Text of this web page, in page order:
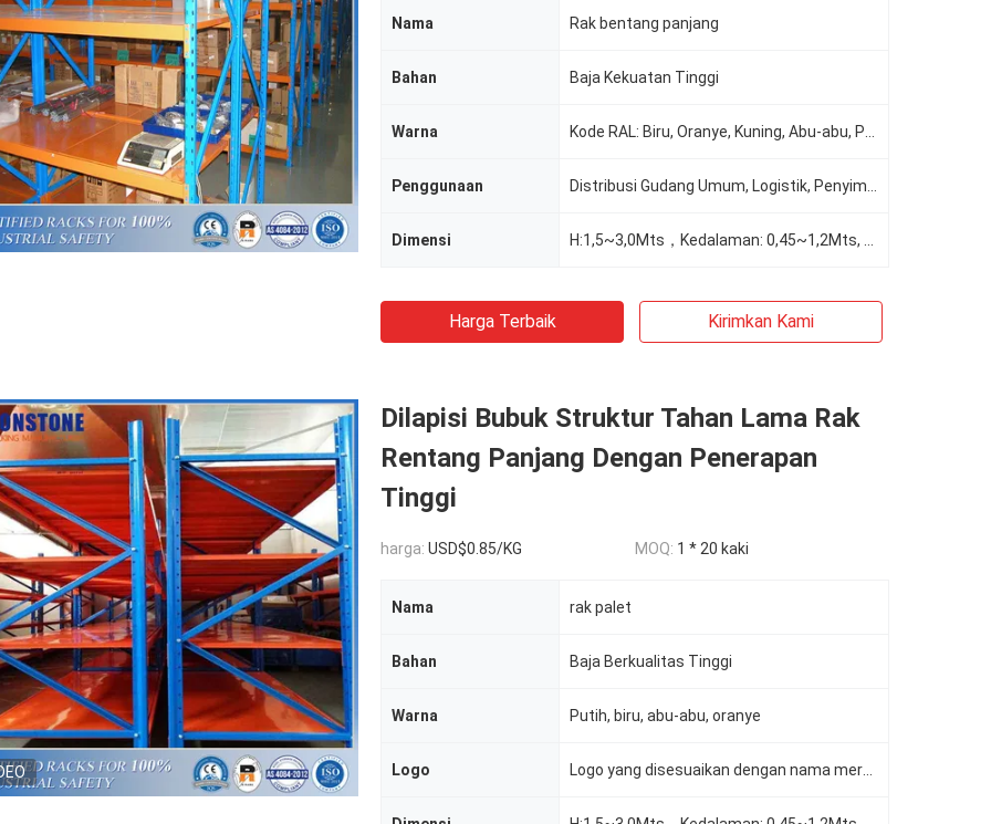
Nama Rak bentang panjang
Bahan Baja Kekuatan Tinggi
Warna
Penggunaan
Dimensi
Harga Terbaik Kirimkan Kami
Dilapisi Bubuk Struktur Tahan Lama Rak
Rentang Panjang Dengan Penerapan
Tinggi
harga: USD$0.85/KG MOQ: 1 * 20 kaki
Nama rak palet
Bahan Baja Berkualitas Tinggi
Warna Putih, biru, abu-abu, oranye
Logo